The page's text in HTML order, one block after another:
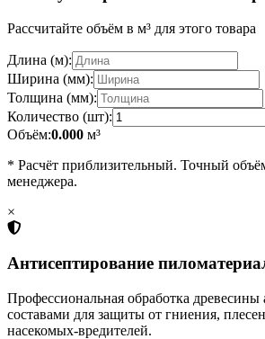
Рассчитайте объём в м³ для этого товара
Длина (м):
Ширина (мм):
Толщина (мм):
Количество (шт):
Объём:0.000 м³
* Расчёт приблизительный. Точный
менеджера.
×
Антисептирование
Профессиональная обработка древесины
составами для защиты от гниения,
насекомых-вредителей.